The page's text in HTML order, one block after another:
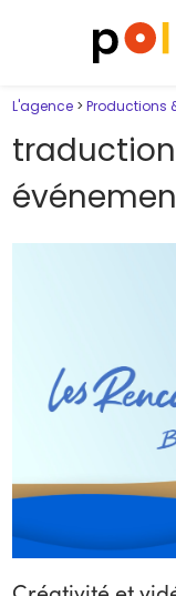
L'agence >Productions